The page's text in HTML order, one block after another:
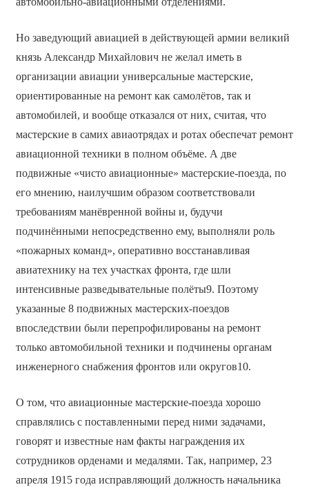
Но заведующий авиацией в действующей армии великий
князь Александр Михайлович не желал иметь в
организации авиации универсальные мастерские,
ориентированные на ремонт как самолётов, так и
автомобилей, и вообще отказался от них, считая, что
мастерские в самих авиаотрядах и ротах обеспечат ремонт
авиационной техники в полном объёме. А две
подвижные «чисто авиационные» мастерские-поезда, по
его мнению, наилучшим образом соответствовали
требованиям манёвренной войны и, будучи
подчинёнными непосредственно ему, выполняли роль
«пожарных команд», оперативно восстанавливая
авиатехнику на тех участках фронта, где шли
интенсивные разведывательные полёты9. Поэтому
указанные 8 подвижных мастерских-поездов
впоследствии были перепрофилированы на ремонт
только автомобильной техники и подчинены органам
инженерного снабжения фронтов или округов10.
О том, что авиационные мастерские-поезда хорошо
справлялись с поставленными перед ними задачами,
говорят и известные нам факты награждения их
сотрудников орденами и медалями. Так, например, 23
апреля 1915 года исправляющий должность начальника